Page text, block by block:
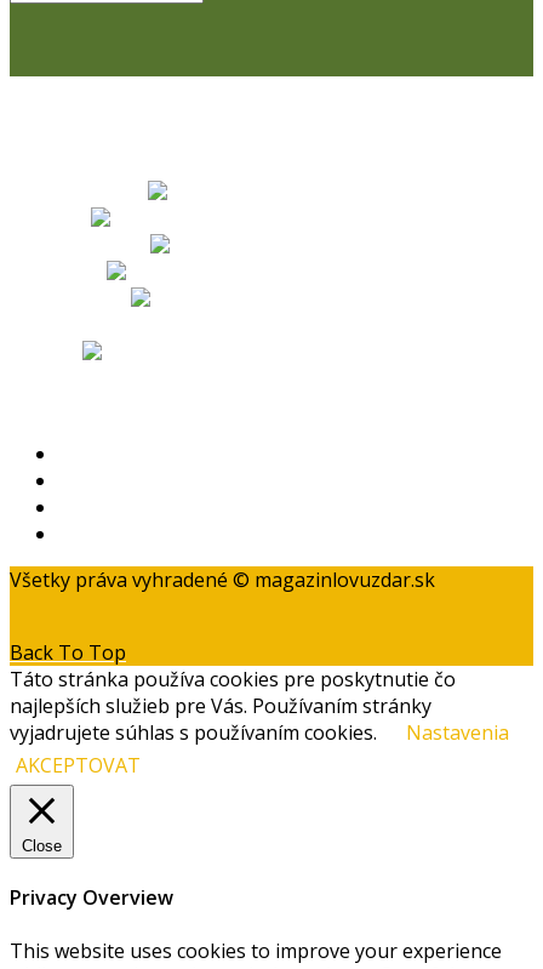
Všetky práva vyhradené © magazinlovuzdar.sk
Back To Top
Táto stránka používa cookies pre poskytnutie čo
najlepších služieb pre Vás. Používaním stránky
vyjadrujete súhlas s používaním cookies.
Nastavenia
AKCEPTOVAT
Close
Privacy Overview
This website uses cookies to improve your experience